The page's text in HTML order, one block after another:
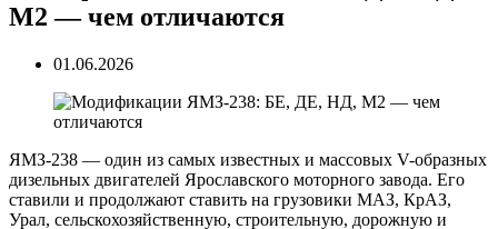
М2 — чем отличаются
01.06.2026
ЯМЗ-238 — один из самых известных и массовых V-образных
дизельных двигателей Ярославского моторного завода. Его
ставили и продолжают ставить на грузовики МАЗ, КрАЗ,
Урал, сельскохозяйственную, строительную, дорожную и